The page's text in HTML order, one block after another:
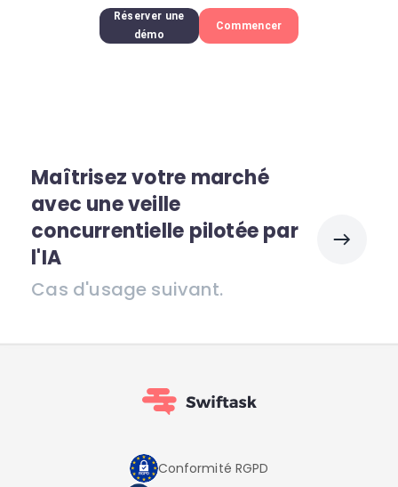
Réserver une
démo
Commencer
Maîtrisez votre marché
avec une veille
concurrentielle pilotée par
l'IA
Cas d'usage suivant.
Conformité RGPD